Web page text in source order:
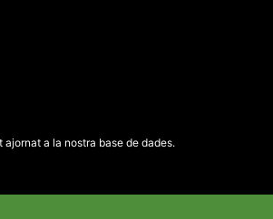
ajornat a la nostra base de dades.